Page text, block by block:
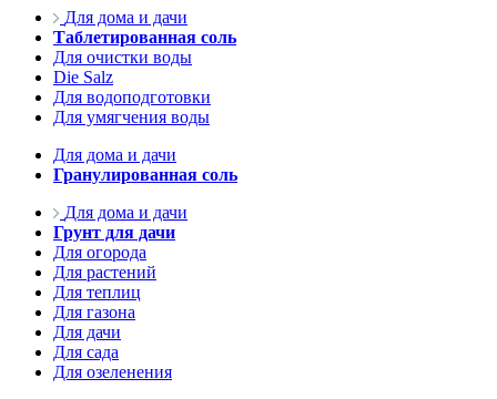
Для дома и дачи
Таблетированная соль
Для очистки воды
Die Salz
Для водоподготовки
Для умягчения воды
Для дома и дачи
Гранулированная соль
Для дома и дачи
Грунт для дачи
Для огорода
Для растений
Для теплиц
Для газона
Для дачи
Для сада
Для озеленения